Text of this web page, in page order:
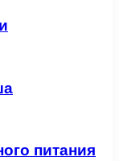
питания